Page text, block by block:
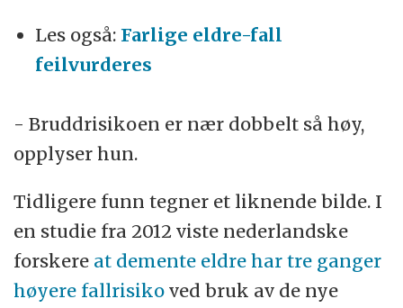
Les også:Farlige eldre-fall
feilvurderes
- Bruddrisikoen er nær dobbelt så høy,
opplyser hun.
Tidligere funn tegner et liknende bilde. I
en studie fra 2012 viste nederlandske
forskere at demente eldre har tre ganger
høyere fallrisiko ved bruk av de nye